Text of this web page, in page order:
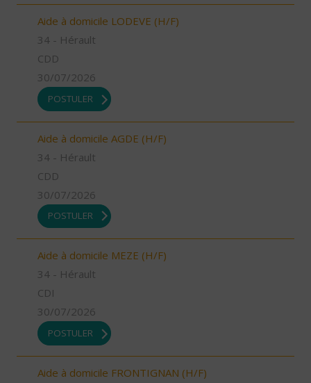
Aide à domicile LODEVE (H/F)
34 - Hérault
CDD
30/07/2026
POSTULER
Aide à domicile AGDE (H/F)
34 - Hérault
CDD
30/07/2026
POSTULER
Aide à domicile MEZE (H/F)
34 - Hérault
CDI
30/07/2026
POSTULER
Aide à domicile FRONTIGNAN (H/F)